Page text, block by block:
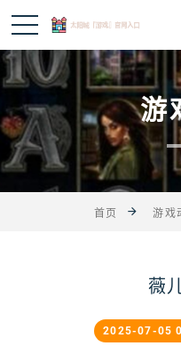
游
首页 游戏
薇
2025-07-05